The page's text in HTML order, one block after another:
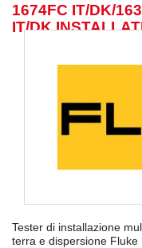
1674FC IT/DK/
IT/DK
Tester di installazione
terra e dispersione Fluke